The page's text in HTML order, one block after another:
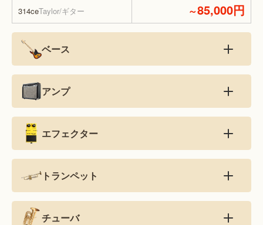
314ceTaylor/ギター ～85,000円
ベース
アンプ
エフェクター
トランペット
チューバ